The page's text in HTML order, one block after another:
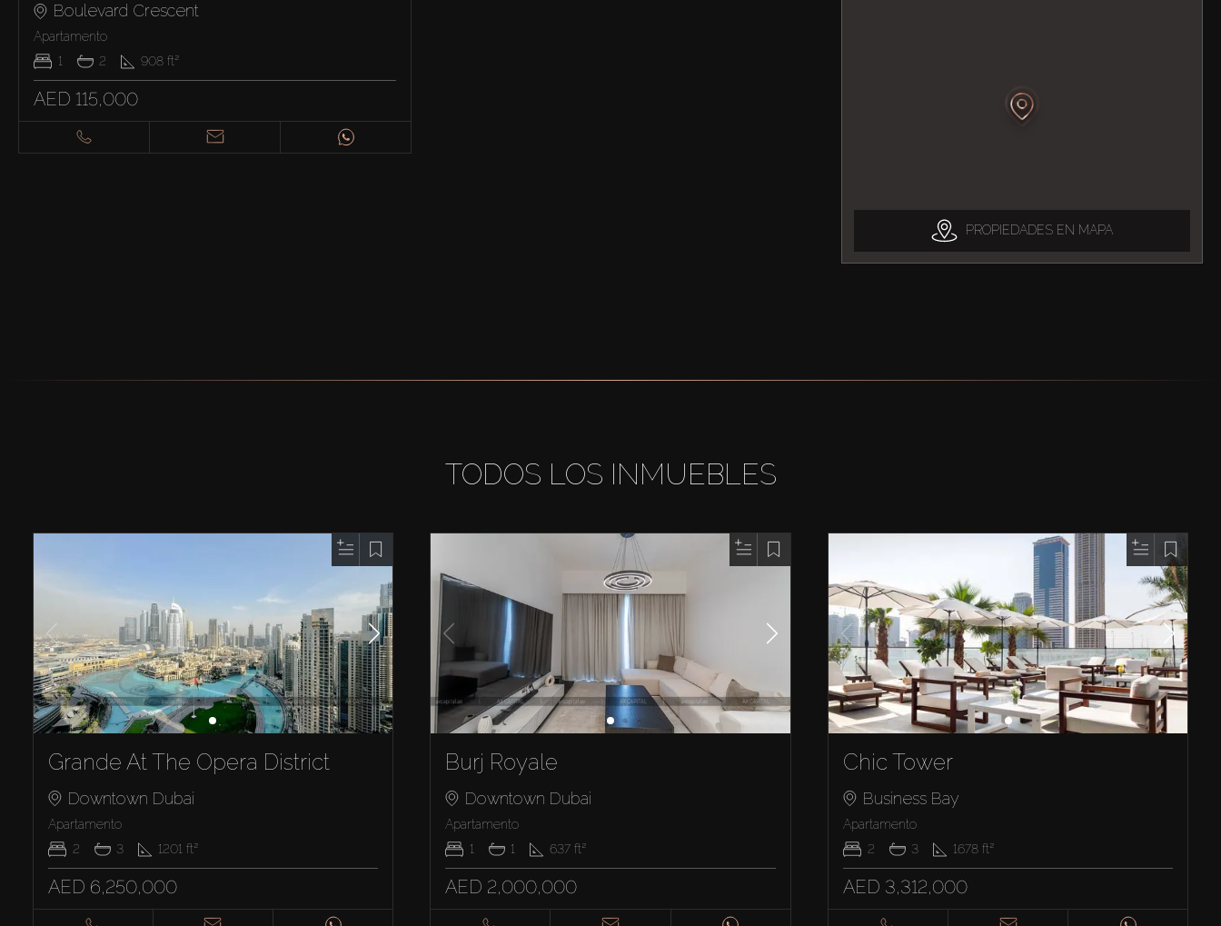
Boulevard Crescent
Apartamento
1
2 908 ft²
AED 115,000
PROPIEDADES EN MAPA
TODOS LOS INMUEBLES
Grande At The Opera District
Downtown Dubai
Apartamento
2
3 1201 ft²
AED 6,250,000
Burj Royale
Downtown Dubai
Apartamento
1
1 637ft²
AED 2,000,000
Chic Tower
Business Bay
Apartamento
2
3 1678 ft²
AED 3,312,000